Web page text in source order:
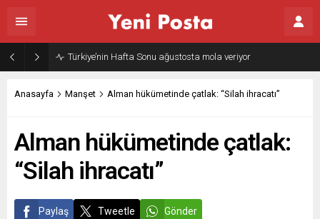
Gazze’nin geleceği: Teknokratik kontrol mü, kolonializm mi?
Anasayfa Manşet Alman hükümetinde çatlak: “Silah ihracatı”
Alman hükümetinde çatlak:
“Silah ihracatı”
Paylaş Tweetle Gönder